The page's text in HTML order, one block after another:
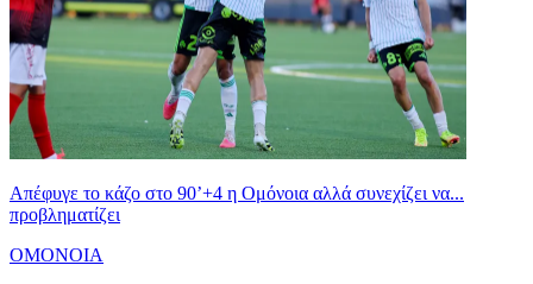
Απέφυγε το κάζο στο 90’+4 η Ομόνοια αλλά συνεχίζει να...
προβληματίζει
ΟΜΟΝΟΙΑ